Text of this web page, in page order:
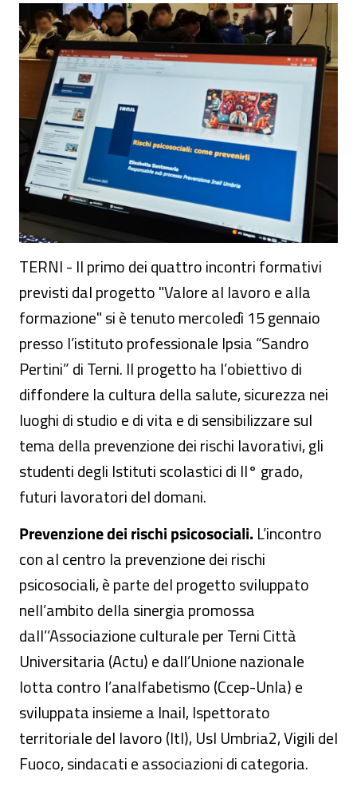
Rischi psicosociali nel lavoro, la
TERNI - Il primo dei quattro incontri formativi
previsti dal progetto "Valore al lavoro e alla
formazione" si è tenuto mercoledì 15 gennaio
presso l’istituto professionale Ipsia “Sandro
Pertini” di Terni. Il progetto ha l’obiettivo di
diffondere la cultura della salute, sicurezza nei
luoghi di studio e di vita e di sensibilizzare sul
tema della prevenzione dei rischi lavorativi, gli
studenti degli Istituti scolastici di II° grado,
futuri lavoratori del domani.
Prevenzione dei rischi psicosociali. L’incontro
con al centro la prevenzione dei rischi
psicosociali, è parte del progetto sviluppato
nell’ambito della sinergia promossa
dall’’Associazione culturale per Terni Città
Universitaria (Actu) e dall’Unione nazionale
lotta contro l’analfabetismo (Ccep-Unla) e
sviluppata insieme a Inail, Ispettorato
territoriale del lavoro (Itl), Usl Umbria2, Vigili del
Fuoco, sindacati e associazioni di categoria.